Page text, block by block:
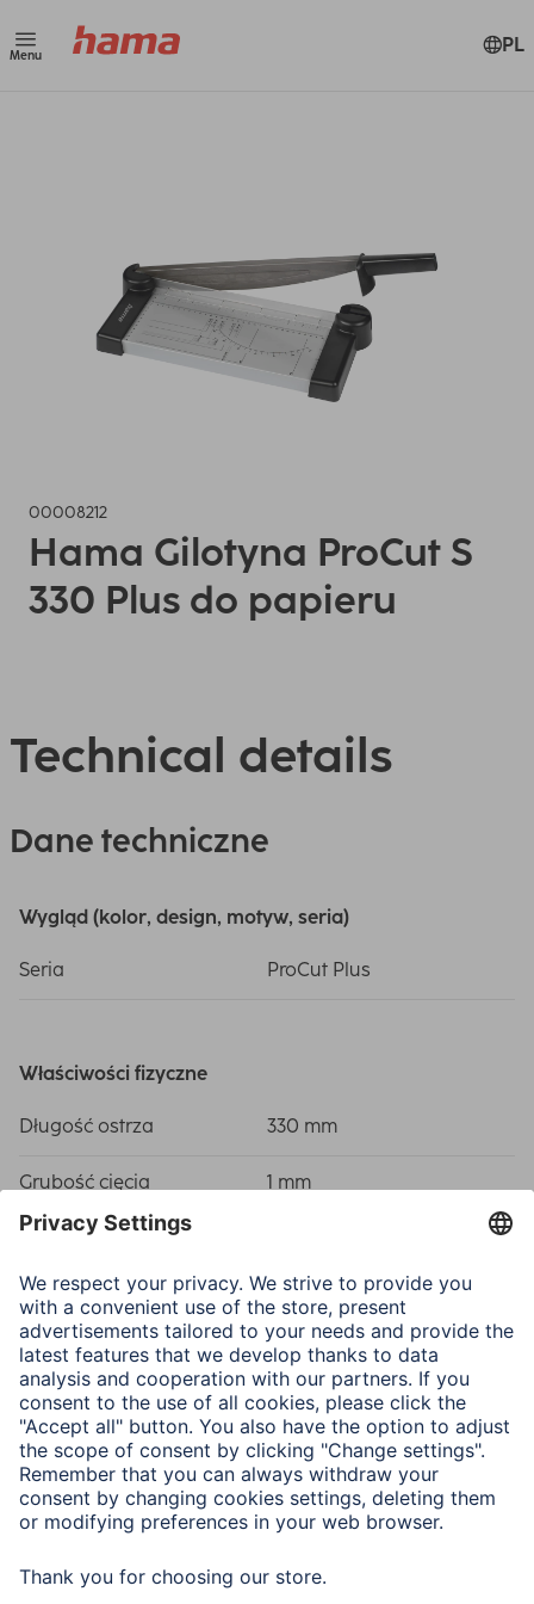
Menu PL
00008212
Hama Gilotyna ProCut S
330 Plus do papieru
Technical details
Dane techniczne
Wygląd (kolor, design, motyw, seria)
Seria ProCut Plus
Właściwości fizyczne
Długość ostrza 330 mm
Grubość cięcia 1 mm
Materiał
Typ Ramię przycinarki
Wymiary i waga
W x H x L 19,5 x 6 x 57,5 cm
Format arkuszy A 4, DIN A5, DIN A6